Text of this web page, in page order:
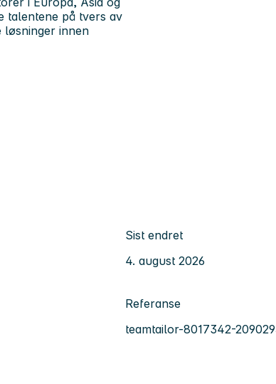
talentene på tvers av
løsninger innen
Sist endret
4. august 2026
Referanse
teamtailor-8017342-